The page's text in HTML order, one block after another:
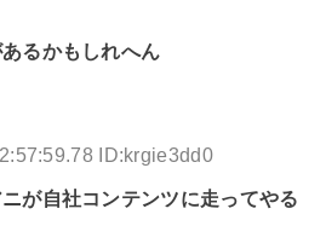
るかもしれへん
ID:krgie3dd0
が自社コンテンツに走ってやる